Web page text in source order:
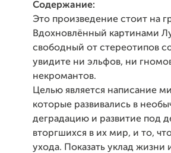
Содержание:
Это произведение стоит на
Вдохновлённый картинами
свободный от стереотипов
увидите ни эльфов, ни
некромантов.
Целью является написание
которые развивались в
деградацию и развитие под
вторгшихся в их мир, и то,
ухода. Показать уклад